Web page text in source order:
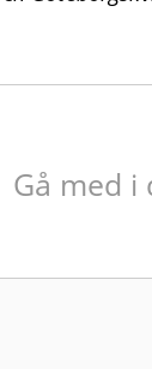
Gå med i